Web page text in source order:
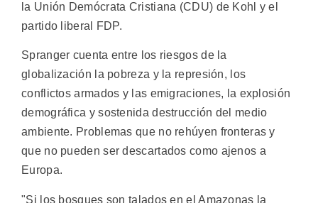
la Unión Demócrata Cristiana (CDU) de Kohl y el
partido liberal FDP.
Spranger cuenta entre los riesgos de la
globalización la pobreza y la represión, los
conflictos armados y las emigraciones, la explosión
demográfica y sostenida destrucción del medio
ambiente. Problemas que no rehúyen fronteras y
que no pueden ser descartados como ajenos a
Europa.
"Si los bosques son talados en el Amazonas la